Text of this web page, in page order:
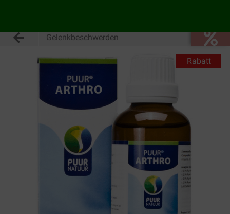
Gelenkbeschwerden
Rabatt